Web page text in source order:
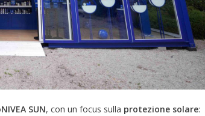
NIVEA SUN, con un focus sulla protezione solare: